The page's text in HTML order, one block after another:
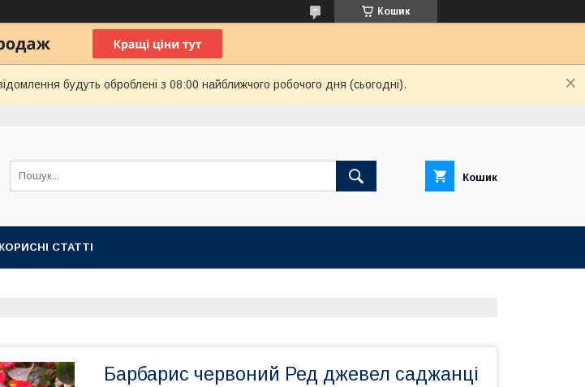
Кошик
будуть оброблені з 08:00 найближчого робочого дня (сьогодні).
Кошик
КОРИСНІ СТАТТІ
Барбарис червоний Ред джевел саджанці